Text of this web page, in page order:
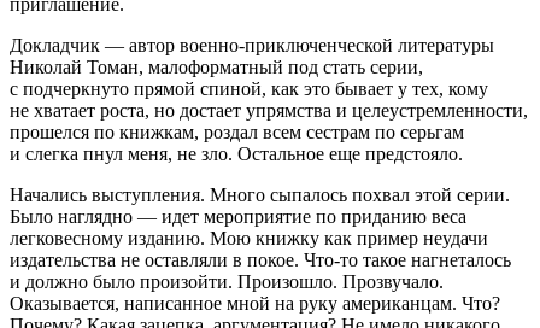
Докладчик — автор военно-приключенческой литературы
Николай Томан, малоформатный под стать серии,
с подчеркнуто прямой спиной, как это бывает у тех, кому
не хватает роста, но достает упрямства и целеустремленности,
прошелся по книжкам, роздал всем сестрам по серьгам
и слегка пнул меня, не зло. Остальное еще предстояло.
Начались выступления. Много сыпалось похвал этой серии.
Было наглядно — идет мероприятие по приданию веса
легковесному изданию. Мою книжку как пример неудачи
издательства не оставляли в покое. Что-то такое нагнеталось
и должно было произойти. Произошло. Прозвучало.
Оказывается, написанное мной на руку американцам. Что?